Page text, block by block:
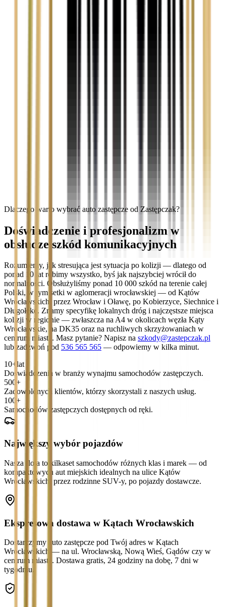
Dlaczego warto wybrać auto zastępcze od Zastępczak?
Doświadczenie i profesjonalizm w
obsłudze szkód komunikacyjnych
Rozumiemy, jak stresująca jest sytuacja po kolizji — dlatego od
ponad 10 lat robimy wszystko, byś jak najszybciej wrócił do
normalności. Obsłużyliśmy ponad 10 000 szkód na terenie całej
Polski, w tym setki w aglomeracji wrocławskiej — od Kątów
Wrocławskich, przez Wrocław i Oławę, po Kobierzyce, Siechnice i
Długołękę. Znamy specyfikę lokalnych dróg i najczęstsze miejsca
kolizji w regionie — zwłaszcza na A4 w okolicach węzła Kąty
Wrocławskie, na DK35 oraz na ruchliwych skrzyżowaniach w
centrum miasta. Masz pytanie? Napisz na szkody@zastepczak.pl
lub zadzwoń pod 536 565 565 — odpowiemy w kilka minut.
10+ lat
Doświadczenia w branży wynajmu samochodów zastępczych.
500+
Zadowolonych klientów, którzy skorzystali z naszych usług.
100+
Samochodów zastępczych dostępnych od ręki.
Największy wybór pojazdów
Nasza flota to kilkaset samochodów różnych klas i marek — od
kompaktowych aut miejskich idealnych na ulice Kątów
Wrocławskich, przez rodzinne SUV-y, po pojazdy dostawcze.
Ekspresowa dostawa w Kątach Wrocławskich
Dostarczymy auto zastępcze pod Twój adres w Kątach
Wrocławskich — na ul. Wrocławską, Nową Wieś, Gądów czy w
centrum miasta. Dostawa gratis, 24 godziny na dobę, 7 dni w
tygodniu.